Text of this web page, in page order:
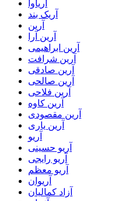
آریاوا
آریک بند
آرین
آرین آرا
آرین ابراهیمی
آرین شرافت
آرین صادقی
آرین صالحی
آرین فلاحی
آرین کاوه
آرین مقصودی
آرین یاری
آریو
آریو حسینی
آریو رایجی
آریو معظم
آریوان
آزاد کمالیان